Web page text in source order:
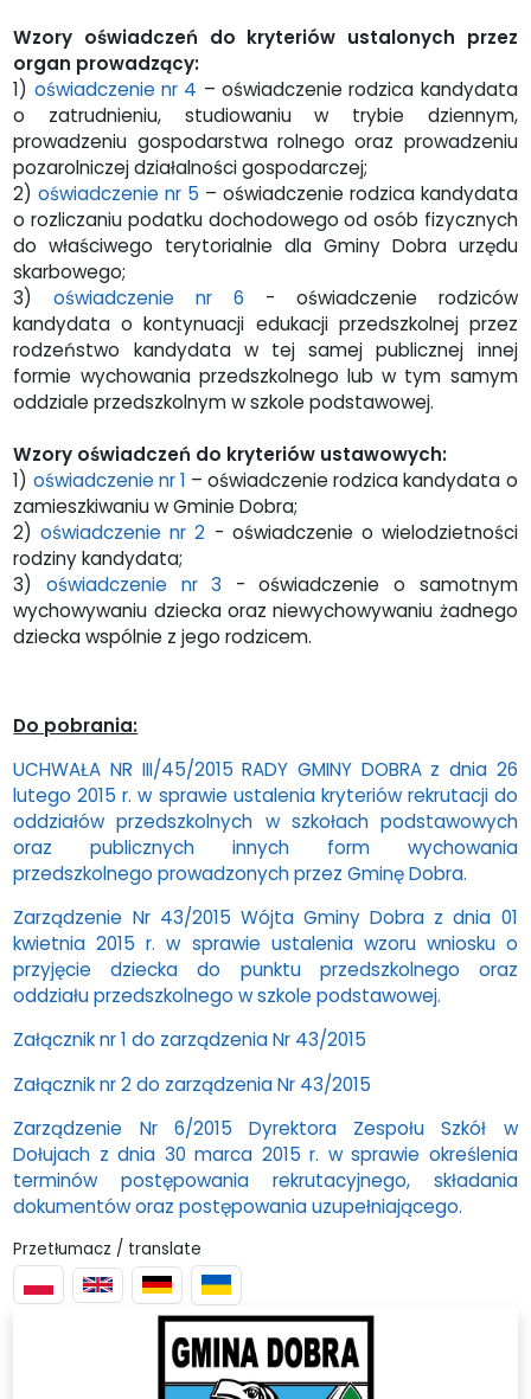
Wzory oświadczeń do kryteriów ustalonych przez
organ prowadzący:
1) oświadczenie nr 4 – oświadczenie rodzica kandydata
o zatrudnieniu, studiowaniu w trybie dziennym,
prowadzeniu gospodarstwa rolnego oraz prowadzeniu
pozarolniczej działalności gospodarczej;
2)oświadczenie nr 5 – oświadczenie rodzica kandydata
o rozliczaniu podatku dochodowego od osób fizycznych
do właściwego terytorialnie dla Gminy Dobra urzędu
skarbowego;
3)oświadczenie nr 6 - oświadczenie rodziców
kandydata o kontynuacji edukacji przedszkolnej przez
rodzeństwo kandydata w tej samej publicznej innej
formie wychowania przedszkolnego lub w tym samym
oddziale przedszkolnym w szkole podstawowej.
Wzory oświadczeń do kryteriów ustawowych:
1) oświadczenie nr 1 – oświadczenie rodzica kandydata o
zamieszkiwaniu w Gminie Dobra;
2)oświadczenie nr 2 - oświadczenie o wielodzietności
rodziny kandydata;
3) oświadczenie nr 3 - oświadczenie o samotnym
wychowywaniu dziecka oraz niewychowywaniu żadnego
dziecka wspólnie z jego rodzicem.
Do pobrania:
UCHWAŁA NR III/45/2015 RADY GMINY DOBRA z dnia 26
lutego 2015 r. w sprawie ustalenia kryteriów rekrutacji do
oddziałów przedszkolnych w szkołach podstawowych
oraz publicznych innych form wychowania
przedszkolnego prowadzonych przez Gminę Dobra.
Zarządzenie Nr 43/2015 Wójta Gminy Dobra z dnia 01
kwietnia 2015 r. w sprawie ustalenia wzoru wniosku o
przyjęcie dziecka do punktu przedszkolnego oraz
oddziału przedszkolnego w szkole podstawowej.
Załącznik nr 1 do zarządzenia Nr 43/2015
Załącznik nr 2 do zarządzenia Nr 43/2015
Zarządzenie Nr 6/2015 Dyrektora Zespołu Szkół w
Dołujach z dnia 30 marca 2015 r. w sprawie określenia
terminów postępowania rekrutacyjnego, składania
dokumentów oraz postępowania uzupełniającego.
Przetłumacz / translate